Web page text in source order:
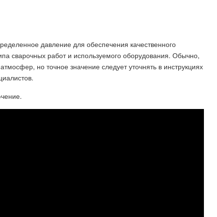
давление для обеспечения качественного
сварочных работ и используемого оборудования. Обычно,
но точное значение следует уточнять в инструкциях